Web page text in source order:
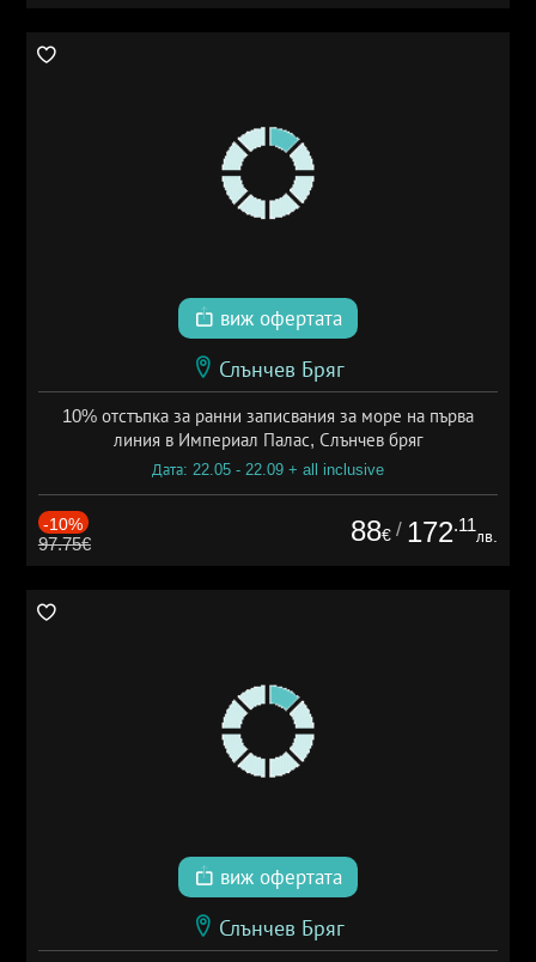
виж офертата
Слънчев Бряг
10% отстъпка за ранни записвания за море на първа
линия в Империал Палас, Слънчев бряг
Дата: 22.05 - 22.09 + all inclusive
-10%
97.75€ 88€ / 172.11
лв.
виж офертата
Слънчев Бряг